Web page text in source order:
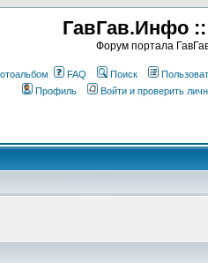
ГавГав.Инфо
Форум портала
FAQ Поиск
Профиль
Войти и проверить